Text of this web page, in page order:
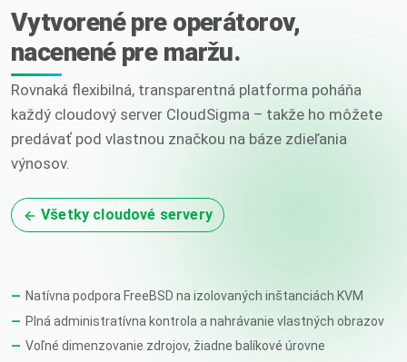
Vytvorené pre operátorov,
nacenené pre maržu.
Rovnaká flexibilná, transparentná platforma poháňa
každý cloudový server CloudSigma – takže ho môžete
predávať pod vlastnou značkou na báze zdieľania
výnosov.
Všetky cloudové servery
Natívna podpora FreeBSD na izolovaných inštanciách KVM
Plná administratívna kontrola a nahrávanie vlastných obrazov
Voľné dimenzovanie zdrojov, žiadne balíkové úrovne